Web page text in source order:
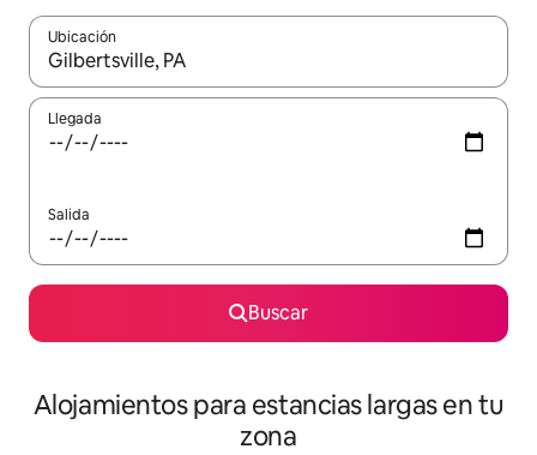
Ubicación
Cuando los resultados estén disponibles, podrás navegar
Llegada
Salida
Buscar
Alojamientos para estancias largas en tu
zona